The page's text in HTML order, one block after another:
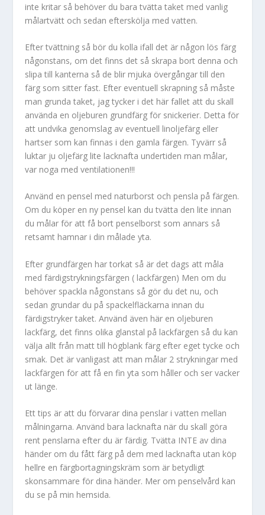
inte kritar så behöver du bara tvätta taket med vanlig
målartvätt och sedan efterskölja med vatten.
Efter tvättning så bör du kolla ifall det är någon lös färg
någonstans, om det finns det så skrapa bort denna och
slipa till kanterna så de blir mjuka övergångar till den
färg som sitter fast. Efter eventuell skrapning så måste
man grunda taket, jag tycker i det här fallet att du skall
använda en oljeburen grundfärg för snickerier. Detta för
att undvika genomslag av eventuell linoljefärg eller
hartser som kan finnas i den gamla färgen. Tyvärr så
luktar ju oljefärg lite lacknafta undertiden man målar,
var noga med ventilationen!!!
Använd en pensel med naturborst och pensla på färgen.
Om du köper en ny pensel kan du tvätta den lite innan
du målar för att få bort penselborst som annars så
retsamt hamnar i din målade yta.
Efter grundfärgen har torkat så är det dags att måla
med färdigstrykningsfärgen ( lackfärgen) Men om du
behöver spackla någonstans så gör du det nu, och
sedan grundar du på spackelfläckarna innan du
färdigstryker taket. Använd även här en oljeburen
lackfärg, det finns olika glanstal på lackfärgen så du kan
välja allt från matt till högblank färg efter eget tycke och
smak. Det är vanligast att man målar 2 strykningar med
lackfärgen för att få en fin yta som håller och ser vacker
ut länge.
Ett tips är att du förvarar dina penslar i vatten mellan
målningarna. Använd bara lacknafta när du skall göra
rent penslarna efter du är färdig. Tvätta INTE av dina
händer om du fått färg på dem med lacknafta utan köp
hellre en färgbortagningskräm som är betydligt
skonsammare för dina händer. Mer om penselvård kan
du se på min hemsida.